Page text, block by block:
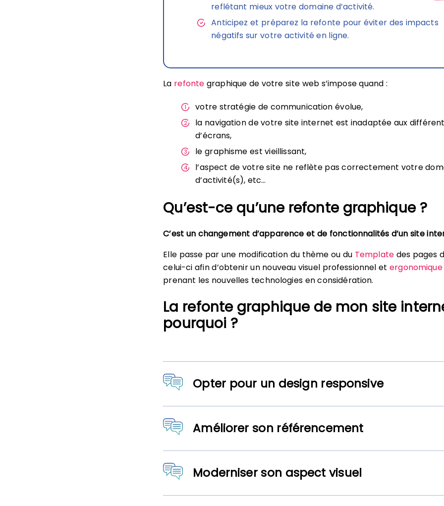
reflétant mieux votre domaine d’activité.
Anticipez et préparez la refonte pour éviter des impacts
négatifs sur votre activité en ligne.
La refonte graphique de votre site web s’impose quand :
votre stratégie de communication évolue,
la navigation de votre site internet est inadaptée aux
d’écrans,
le graphisme est vieillissant,
l’aspect de votre site ne reflète pas correctement votre
d’activité(s), etc…
Qu’est-ce qu’une refonte graphique ?
C’est un changement d’apparence et de fonctionnalités d’un site
Elle passe par une modification du thème ou du Template des pages
celui-ci afin d’obtenir un nouveau visuel professionnel etergonomique
prenant les nouvelles technologies en considération.
La refonte graphique de mon site
pourquoi ?
Opter pour un design responsive
Améliorer son référencement
Moderniser son aspect visuel